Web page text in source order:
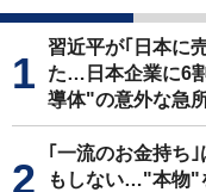
習近平が｢日本に
た…日本企業に6
導体"の意外な急
｢一流のお金持ち
もしない…"本物"